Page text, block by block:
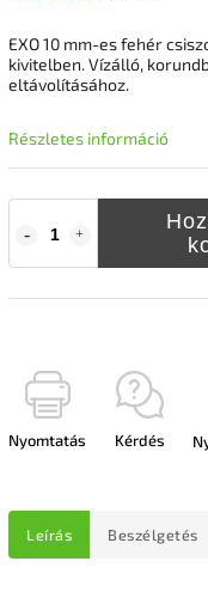
EXO 10 mm-es fehér
kivitelben. Vízálló,
eltávolításához.
Részletes információ
Nyomtatás Kérdés
Leírás Beszélgetés